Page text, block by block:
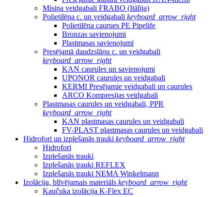
Misiņa veidgabali FRABO (Itālija)
Polietilēna c. un veidgabali keyboard_arrow_right
Polietilēna caurues PE Pipelife
Bronzas savienojumi
Plastmasas savienojumi
Presējamā daudzslāņu c. un veidgabali
keyboard_arrow_right
KAN caurules un savienojumi
UPONOR caurules un veidgabali
KERMI Presējamie veidgabali un caurules
ARCO Kompresijas veidgabali
Plastmasas caurules un veidgabali, PPR
keyboard_arrow_right
KAN plastmasas caurules un veidgabali
FV-PLAST plastmasas caurules un veidgabali
Hidrofori un izplešanās trauki keyboard_arrow_right
Hidrofori
Izplešanās trauki
Izplešanās trauki REFLEX
Izplešanās trauki NEMA Winkelmann
Izolācija, blīvējamais materiāls keyboard_arrow_right
Kaučuka izolācija K-Flex EC